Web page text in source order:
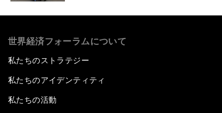
世界経済フォーラムについて
私たちのストラテジー
私たちのアイデンティティ
私たちの活動